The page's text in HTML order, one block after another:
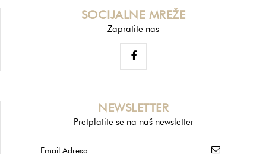
SOCIJALNE MREŽE
Zapratite nas
NEWSLETTER
Pretplatite se na naš newsletter